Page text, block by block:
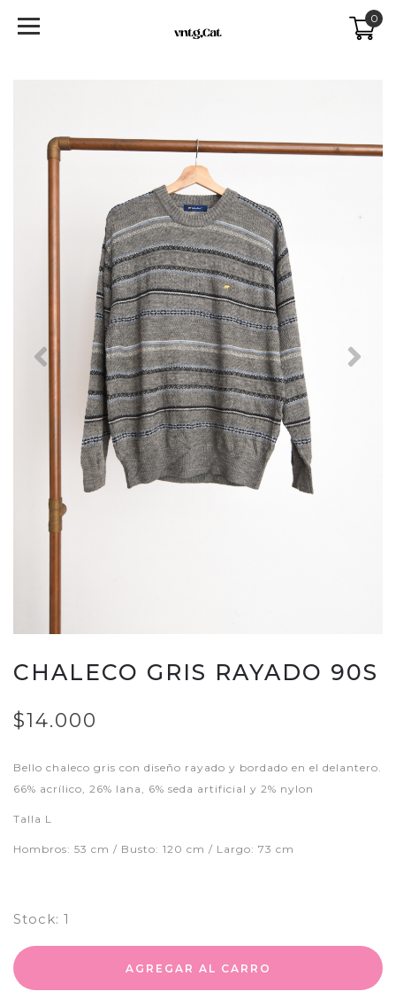
0
Previous Next
CHALECO GRIS RAYADO 90S
$14.000
Bello chaleco gris con diseño rayado y bordado en el delantero.
66% acrílico, 26% lana, 6% seda artificial y 2% nylon
Talla L
Hombros: 53 cm / Busto: 120 cm / Largo: 73 cm
Stock: 1
AGREGAR AL CARRO